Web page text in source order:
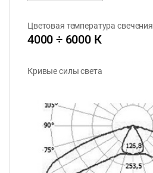
Цветовая температура свечения
4000 ÷ 6000 К
Кривые силы света